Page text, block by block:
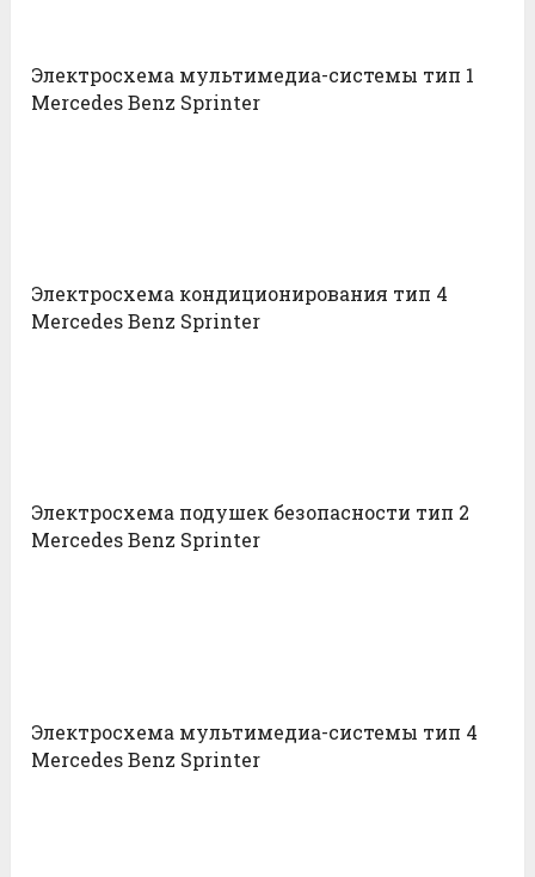
Электросхема мультимедиа-системы тип 1
Mercedes Benz Sprinter
Электросхема кондиционирования тип 4
Mercedes Benz Sprinter
Электросхема подушек безопасности тип 2
Mercedes Benz Sprinter
Электросхема мультимедиа-системы тип 4
Mercedes Benz Sprinter